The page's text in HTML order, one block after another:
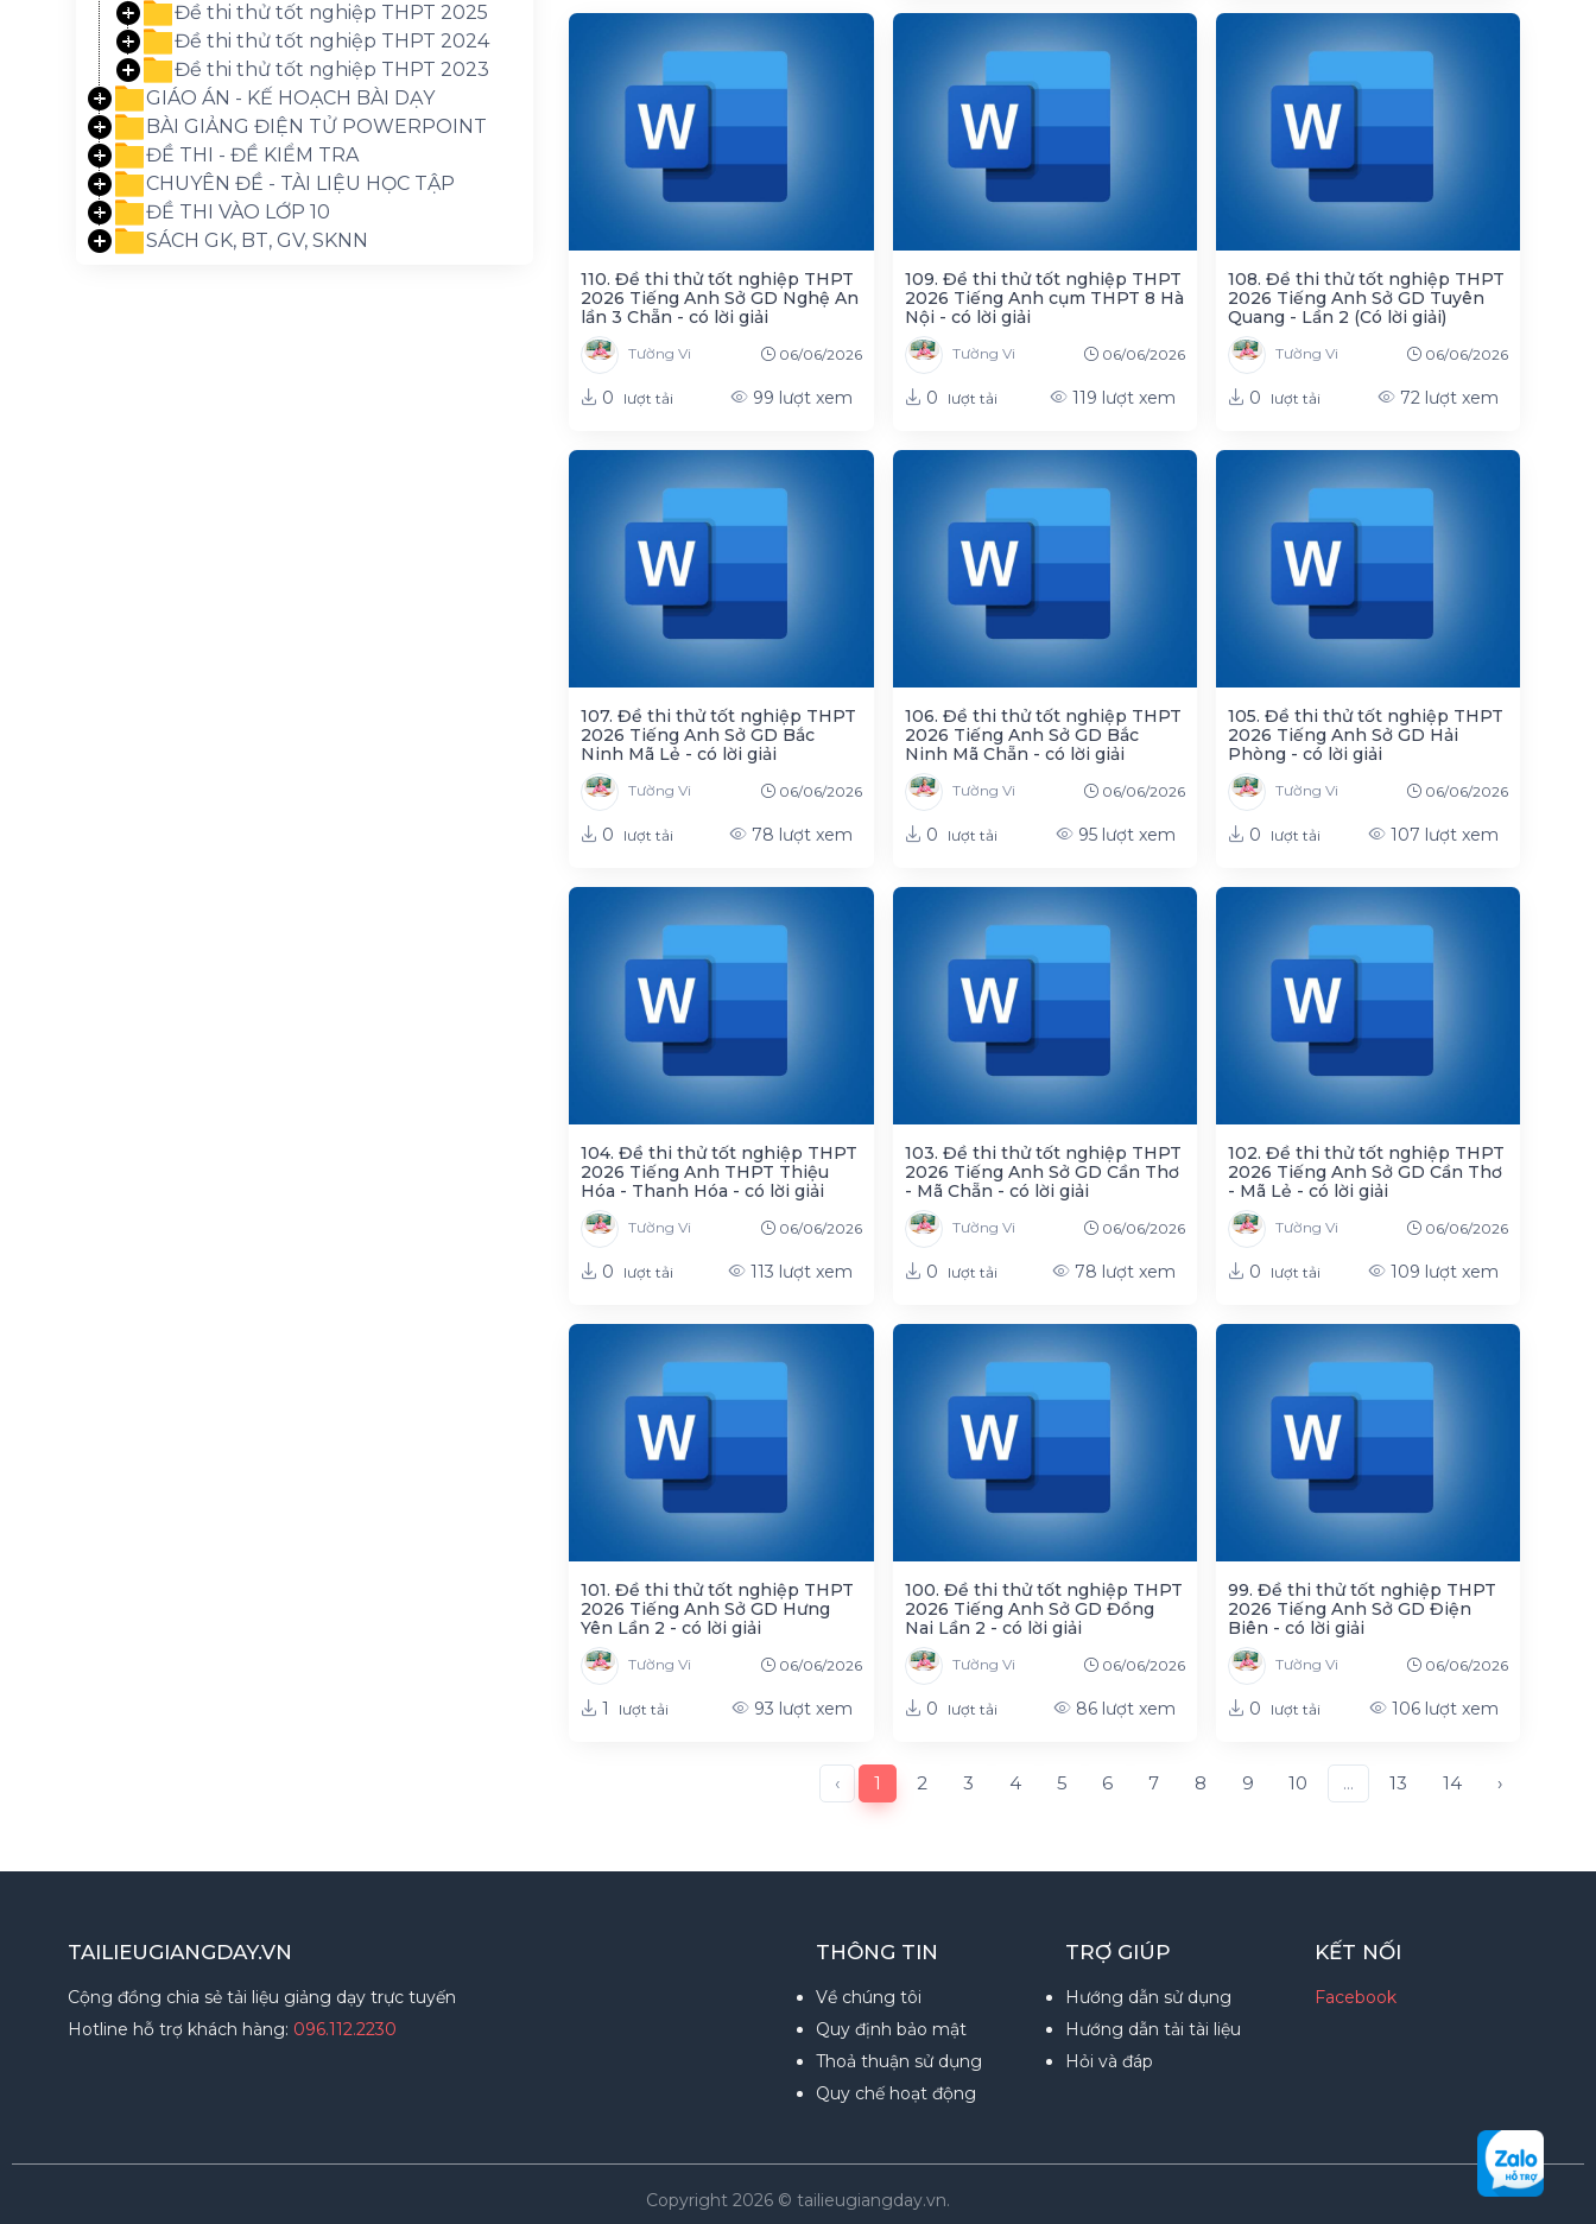
Đề thi thử tốt nghiệp THPT 2025
Đề thi thử tốt nghiệp THPT 2024
Đề thi thử tốt nghiệp THPT 2023
GIÁO ÁN - KẾ HOẠCH BÀI DẠY
BÀI GIẢNG ĐIỆN TỬ POWERPOINT
ĐỀ THI - ĐỀ KIỂM TRA
CHUYÊN ĐỀ - TÀI LIỆU HỌC TẬP
ĐỀ THI VÀO LỚP 10
SÁCH GK, BT, GV, SKNN
110. Đề thi thử tốt nghiệp THPT
2026 Tiếng Anh Sở GD Nghệ An
lần 3 Chẵn - có lời giải
Tường Vi 06/06/2026
0 lượt tải 99 lượt xem
109. Đề thi thử tốt nghiệp THPT
2026 Tiếng Anh cụm THPT 8 Hà
Nội - có lời giải
Tường Vi 06/06/2026
0 lượt tải 119 lượt xem
108. Đề thi thử tốt nghiệp THPT
2026 Tiếng Anh Sở GD Tuyên
Quang - Lần 2 (Có lời giải)
Tường Vi 06/06/2026
0 lượt tải 72 lượt xem
107. Đề thi thử tốt nghiệp THPT
2026 Tiếng Anh Sở GD Bắc
Ninh Mã Lẻ - có lời giải
Tường Vi 06/06/2026
0 lượt tải 78 lượt xem
106. Đề thi thử tốt nghiệp THPT
2026 Tiếng Anh Sở GD Bắc
Ninh Mã Chẵn - có lời giải
Tường Vi 06/06/2026
0 lượt tải 95 lượt xem
105. Đề thi thử tốt nghiệp THPT
2026 Tiếng Anh Sở GD Hải
Phòng - có lời giải
Tường Vi 06/06/2026
0 lượt tải 107 lượt xem
104. Đề thi thử tốt nghiệp THPT
2026 Tiếng Anh THPT Thiệu
Hóa - Thanh Hóa - có lời giải
Tường Vi 06/06/2026
0 lượt tải 113 lượt xem
103. Đề thi thử tốt nghiệp THPT
2026 Tiếng Anh Sở GD Cần Thơ
- Mã Chẵn - có lời giải
Tường Vi 06/06/2026
0 lượt tải 78 lượt xem
102. Đề thi thử tốt nghiệp THPT
2026 Tiếng Anh Sở GD Cần Thơ
- Mã Lẻ - có lời giải
Tường Vi 06/06/2026
0 lượt tải 109 lượt xem
101. Đề thi thử tốt nghiệp THPT
2026 Tiếng Anh Sở GD Hưng
Yên Lần 2 - có lời giải
Tường Vi 06/06/2026
1 lượt tải 93 lượt xem
100. Đề thi thử tốt nghiệp THPT
2026 Tiếng Anh Sở GD Đồng
Nai Lần 2 - có lời giải
Tường Vi 06/06/2026
0 lượt tải 86 lượt xem
99. Đề thi thử tốt nghiệp THPT
2026 Tiếng Anh Sở GD Điện
Biên - có lời giải
Tường Vi 06/06/2026
0 lượt tải 106 lượt xem
‹ 1 2 3 4 5 6 7 8 9 10 ... 13 14 ›
TAILIEUGIANGDAY.VN
Cộng đồng chia sẻ tải liệu giảng dạy trực tuyến
Hotline hỗ trợ khách hàng: 096.112.2230
THÔNG TIN
Về chúng tôi
Quy định bảo mật
Thoả thuận sử dụng
Quy chế hoạt động
TRỢ GIÚP
Hướng dẫn sử dụng
Hướng dẫn tải tài liệu
Hỏi và đáp
KẾT NỐI
Facebook
Copyright 2026 © tailieugiangday.vn.